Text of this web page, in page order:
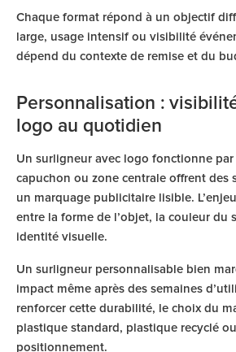
Chaque format répond à un objectif
large, usage intensif ou visibilité
dépend du contexte de remise et du
Personnalisation :
logo au quotidien
Un surligneur avec logo fonctionne
capuchon ou zone centrale offrent des
un marquage publicitaire lisible.
entre la forme de l’objet, la couleur du
identité visuelle.
Un surligneur personnalisable bien
impact même après des semaines
renforcer cette durabilité, le choix du
plastique standard, plastique recyclé
positionnement.